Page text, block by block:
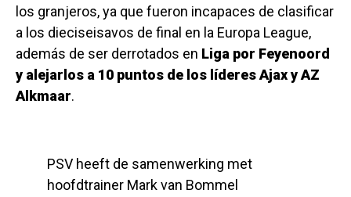
los granjeros, ya que fueron incapaces de clasificar
a los dieciseisavos de final en la Europa League,
además de ser derrotados en Liga por Feyenoord
y alejarlos a 10 puntos de los líderes Ajax y AZ
Alkmaar.
PSV heeft de samenwerking met
hoofdtrainer Mark van Bommel